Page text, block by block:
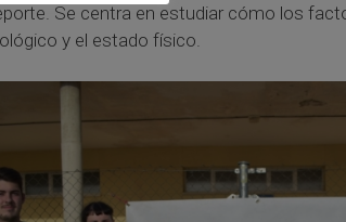
Se centra en estudiar cómo los
y el estado físico.